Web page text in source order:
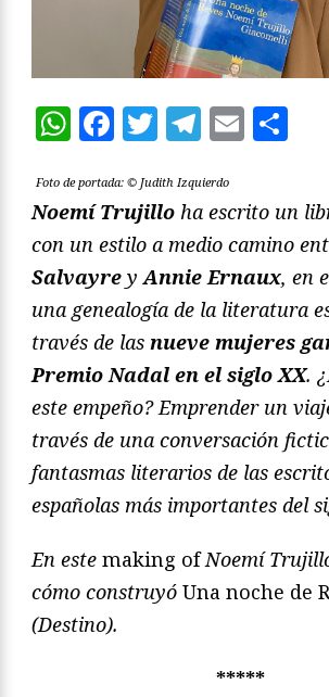
WhatsApp
Facebook
TwitterEmail
Foto de portada: © Judith Izquierdo
Noemí Trujillo ha escrito un
con un estilo a medio camino
Salvayre yAnnie Ernaux, en
una genealogía de la literatura
través de las nueve mujeres
Premio Nadal en el siglo XX.
este empeño? Emprender un
través de una conversación
fantasmas literarios de las
españolas más importantes del
En este making ofNoemí
cómo construyó Una noche de
(Destino).
*****